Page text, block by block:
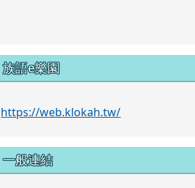
族語e樂園
https://web.klokah.tw/
一般連結